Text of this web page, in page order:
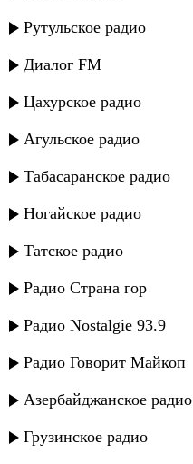
Рутульское радио
Диалог FM
Цахурское радио
Агульское радио
Табасаранское радио
Ногайское радио
Татское радио
Радио Страна гор
Радио Nostalgie 93.9
Радио Говорит Майкоп
Азербайджанское радио
Грузинское радио